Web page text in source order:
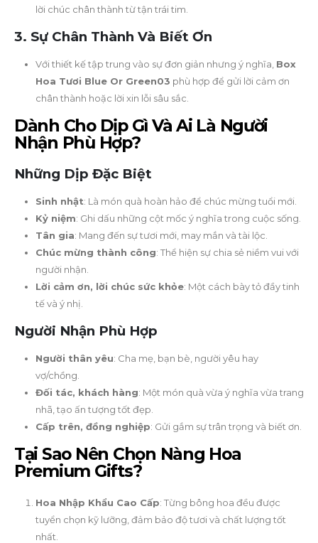
lời chúc chân thành từ tận trái tim.
3. Sự Chân Thành Và Biết Ơn
Với thiết kế tập trung vào sự đơn giản nhưng ý nghĩa, Box
Hoa Tươi Blue Or Green03 phù hợp để gửi lời cảm ơn
chân thành hoặc lời xin lỗi sâu sắc.
Dành Cho Dịp Gì Và Ai Là Người
Nhận Phù Hợp?
Những Dịp Đặc Biệt
Sinh nhật: Là món quà hoàn hảo để chúc mừng tuổi mới.
Kỷ niệm: Ghi dấu những cột mốc ý nghĩa trong cuộc sống.
Tân gia: Mang đến sự tươi mới, may mắn và tài lộc.
Chúc mừng thành công: Thể hiện sự chia sẻ niềm vui với
người nhận.
Lời cảm ơn, lời chúc sức khỏe: Một cách bày tỏ đầy tinh
tế và ý nhị.
Người Nhận Phù Hợp
Người thân yêu: Cha mẹ, bạn bè, người yêu hay
vợ/chồng.
Đối tác, khách hàng: Một món quà vừa ý nghĩa vừa trang
nhã, tạo ấn tượng tốt đẹp.
Cấp trên, đồng nghiệp: Gửi gắm sự trân trọng và biết ơn.
Tại Sao Nên Chọn Nàng Hoa
Premium Gifts?
Hoa Nhập Khẩu Cao Cấp: Từng bông hoa đều được
tuyển chọn kỹ lưỡng, đảm bảo độ tươi và chất lượng tốt
nhất.